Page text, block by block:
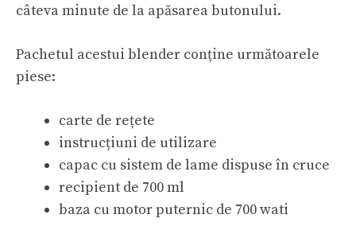
câteva minute de la apăsarea butonului.
Pachetul acestui blender conține următoarele
piese:
carte de rețete
instrucțiuni de utilizare
capac cu sistem de lame dispuse în cruce
recipient de 700 ml
baza cu motor puternic de 700 wati